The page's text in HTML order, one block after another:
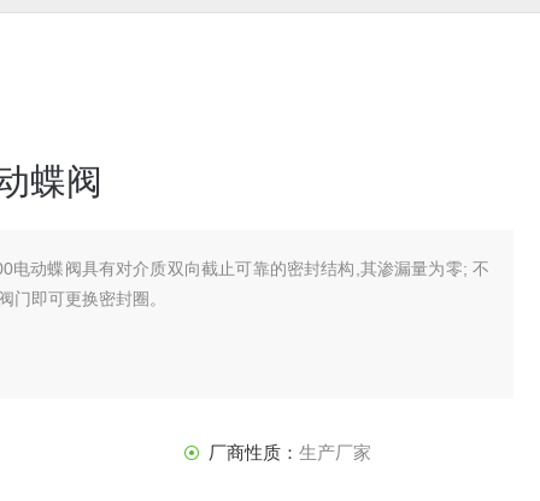
蝶阀
电动蝶阀具有对介质双向截止可靠的密封结构,其渗漏量为零; 不
门即可更换密封圈。
厂商性质： 生产厂家